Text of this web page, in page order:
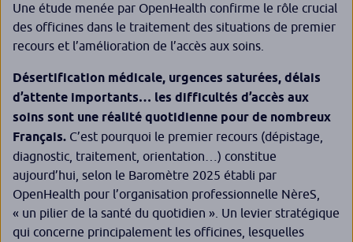
Une étude menée par OpenHealth confirme le rôle crucial
des officines dans le traitement des situations de premier
recours et l’amélioration de l’accès aux soins.
Désertification médicale, urgences saturées, délais
d’attente importants… les difficultés d’accès aux
soins sont une réalité quotidienne pour de nombreux
Français. C’est pourquoi le premier recours (dépistage,
diagnostic, traitement, orientation…) constitue
aujourd’hui, selon le Baromètre 2025 établi par
OpenHealth pour l’organisation professionnelle NèreS,
« un pilier de la santé du quotidien ». Un levier stratégique
qui concerne principalement les officines, lesquelles